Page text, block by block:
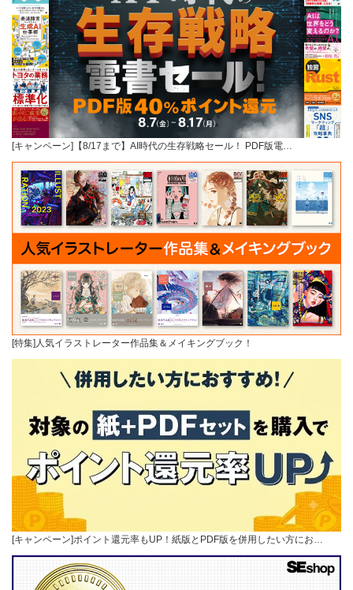
[キャンペーン]【8/17まで】AI時代の生存戦略セール！ PDF版電…
[特集]人気イラストレーター作品集＆メイキングブック！
[キャンペーン]ポイント還元率もUP！紙版とPDF版を併用したい方にお…